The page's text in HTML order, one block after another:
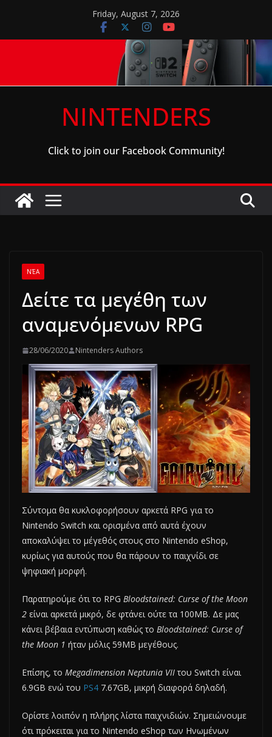
content
Friday, August 7, 2026
NINTENDERS
Click to join our Facebook Community!
ΝΈΑ
Δείτε τα μεγέθη των
αναμενόμενων RPG
28/06/2020 Nintenders Authors
Σύντομα θα κυκλοφορήσουν αρκετά RPG για το
Nintendo Switch και ορισμένα από αυτά έχουν
αποκαλύψει το μέγεθός στους στο Nintendo eShop,
κυρίως για αυτούς που θα πάρουν το παιχνίδι σε
ψηφιακή μορφή.
Παρατηρούμε ότι το RPG Bloodstained: Curse of the Moon
2 είναι αρκετά μικρό, δε φτάνει ούτε τα 100ΜΒ. Δε μας
κάνει βέβαια εντύπωση καθώς το Bloodstained: Curse of
the Moon 1 ήταν μόλις 59MB μεγέθους.
Επίσης, το Megadimension Neptunia VII του Switch είναι
6.9GB ενώ του PS4 7.67GB, μικρή διαφορά δηλαδή.
Ορίστε λοιπόν η πλήρης λίστα παιχνιδιών. Σημειώνουμε
ότι πρόκειται για το Nintendo eShop των Ηνωμένων